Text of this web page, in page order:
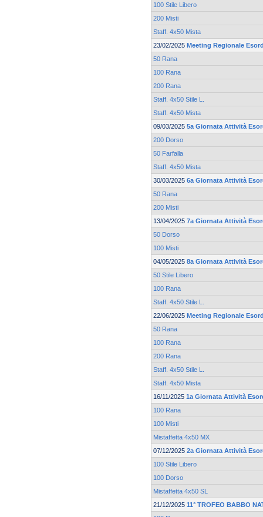
100 Stile Libero
200 Misti
Staff. 4x50 Mista
23/02/2025 Meeting Regionale
50 Rana
100 Rana
200 Rana
Staff. 4x50 Stile L.
Staff. 4x50 Mista
09/03/2025 5a Giornata Attività
200 Dorso
50 Farfalla
Staff. 4x50 Mista
30/03/2025 6a Giornata Attività
50 Rana
200 Misti
13/04/2025 7a Giornata Attività
50 Dorso
100 Misti
04/05/2025 8a Giornata Attività
50 Stile Libero
100 Rana
Staff. 4x50 Stile L.
22/06/2025 Meeting Regionale
50 Rana
100 Rana
200 Rana
Staff. 4x50 Stile L.
Staff. 4x50 Mista
16/11/2025 1a Giornata Attività
100 Rana
100 Misti
Mistaffetta 4x50 MX
07/12/2025 2a Giornata Attività
100 Stile Libero
100 Dorso
Mistaffetta 4x50 SL
21/12/2025 11° TROFEO BABBO